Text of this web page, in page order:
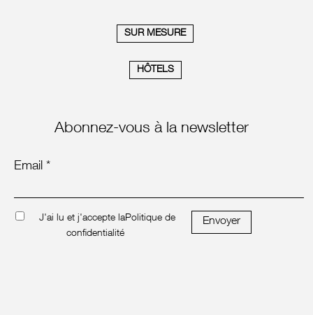
SUR MESURE
HÔTELS
Abonnez-vous à la newsletter
Email *
J'ai lu et j'accepte laPolitique de
confidentialité
Envoyer